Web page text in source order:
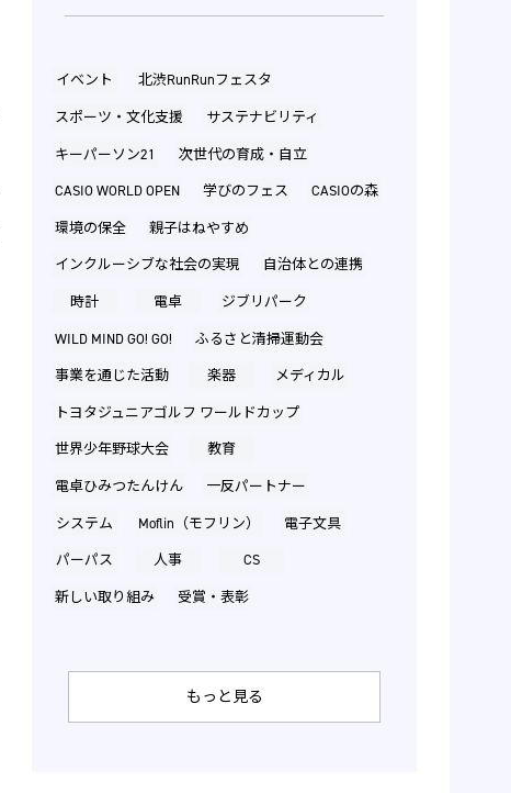
イベント
北渋RunRunフェスタ
スポーツ・文化支援
サステナビリティ
キーパーソン21
次世代の育成・自立
CASIO WORLD OPEN
学びのフェス
CASIOの森
環境の保全
親子はねやすめ
インクルーシブな社会の実現
自治体との連携
時計
電卓
ジブリパーク
WILD MIND GO! GO!
ふるさと清掃運動会
事業を通じた活動
楽器
メディカル
トヨタジュニアゴルフ ワールドカップ
世界少年野球大会
教育
電卓ひみつたんけん
一反パートナー
システム
Moflin（モフリン）
電子文具
パーパス
人事
CS
新しい取り組み
受賞・表彰
もっと見る